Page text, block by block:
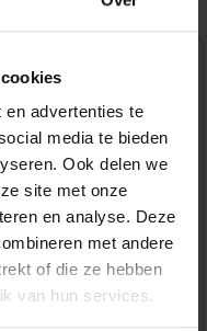
en advertenties te
media te bieden
Ook delen we
site met onze
en analyse. Deze
met andere
of die ze hebben
van hun services.